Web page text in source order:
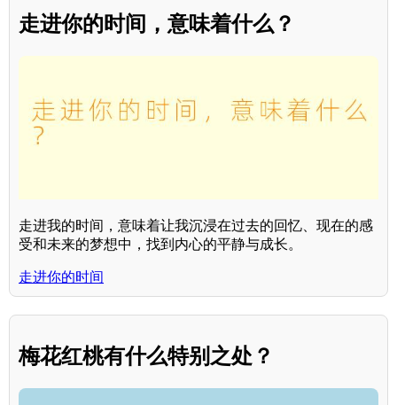
走进你的时间，意味着什么？
走进我的时间，意味着让我沉浸在过去的回忆、现在的感
受和未来的梦想中，找到内心的平静与成长。
走进你的时间
梅花红桃有什么特别之处？